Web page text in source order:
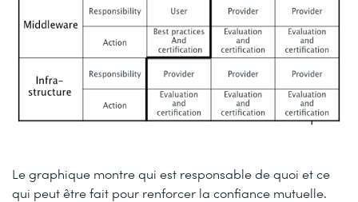
Le graphique montre qui est responsable de quoi et ce
qui peut être fait pour renforcer la confiance mutuelle.